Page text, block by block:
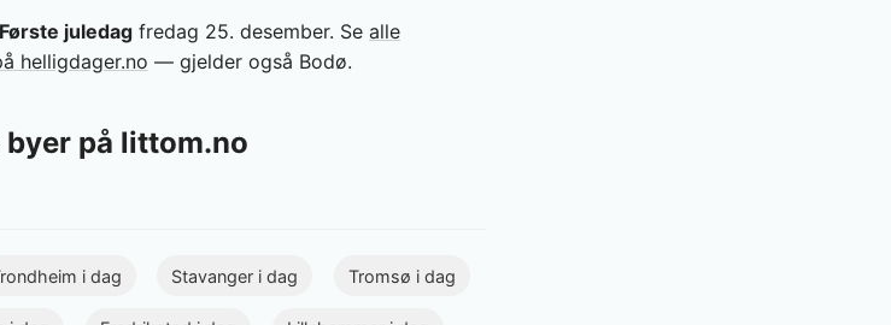
Første juledag fredag 25. desember. Se alle
helligdager.no — gjelder også Bodø.
byer på littom.no
i dag Stavanger i dag Tromsø i dag